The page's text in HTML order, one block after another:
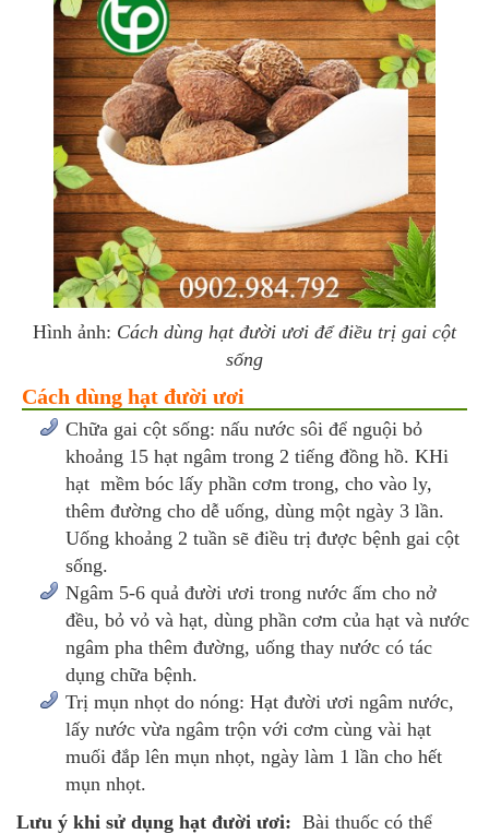
Hình ảnh: Cách dùng hạt đười ươi để điều trị gai cột
sống
Cách dùng hạt đười ươi
Chữa gai cột sống: nấu nước sôi để nguội bỏ
khoảng 15 hạt ngâm trong 2 tiếng đồng hồ. KHi
hạt mềm bóc lấy phần cơm trong, cho vào ly,
thêm đường cho dễ uống, dùng một ngày 3 lần.
Uống khoảng 2 tuần sẽ điều trị được bệnh gai cột
sống.
Ngâm 5-6 quả đười ươi trong nước ấm cho nở
đều, bỏ vỏ và hạt, dùng phần cơm của hạt và nước
ngâm pha thêm đường, uống thay nước có tác
dụng chữa bệnh.
Trị mụn nhọt do nóng: Hạt đười ươi ngâm nước,
lấy nước vừa ngâm trộn với cơm cùng vài hạt
muối đắp lên mụn nhọt, ngày làm 1 lần cho hết
mụn nhọt.
Lưu ý khi sử dụng hạt đười ươi: Bài thuốc có thể